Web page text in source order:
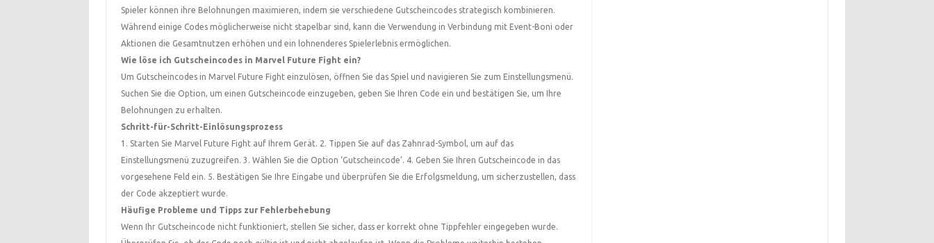
Spieler können ihre Belohnungen maximieren, indem sie verschiedene Gutscheincodes strategisch kombinieren.
Während einige Codes möglicherweise nicht stapelbar sind, kann die Verwendung in Verbindung mit Event-Boni oder
Aktionen die Gesamtnutzen erhöhen und ein lohnenderes Spielerlebnis ermöglichen.
Wie löse ich Gutscheincodes in Marvel Future Fight ein?
Um Gutscheincodes in Marvel Future Fight einzulösen, öffnen Sie das Spiel und navigieren Sie zum Einstellungsmenü.
Suchen Sie die Option, um einen Gutscheincode einzugeben, geben Sie Ihren Code ein und bestätigen Sie, um Ihre
Belohnungen zu erhalten.
Schritt-für-Schritt-Einlösungsprozess
1. Starten Sie Marvel Future Fight auf Ihrem Gerät. 2. Tippen Sie auf das Zahnrad-Symbol, um auf das
Einstellungsmenü zuzugreifen. 3. Wählen Sie die Option ‘Gutscheincode’. 4. Geben Sie Ihren Gutscheincode in das
vorgesehene Feld ein. 5. Bestätigen Sie Ihre Eingabe und überprüfen Sie die Erfolgsmeldung, um sicherzustellen, dass
der Code akzeptiert wurde.
Häufige Probleme und Tipps zur Fehlerbehebung
Wenn Ihr Gutscheincode nicht funktioniert, stellen Sie sicher, dass er korrekt ohne Tippfehler eingegeben wurde.